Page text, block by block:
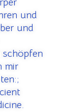
und
und
schöpfen
mir